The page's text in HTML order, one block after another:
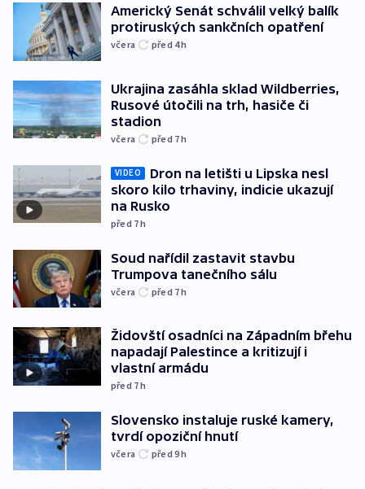
Americký Senát schválil velký balík
protiruských sankčních opatření
včera před 4h
Ukrajina zasáhla sklad Wildberries,
Rusové útočili na trh, hasiče či
stadion
včera před 7h
VIDEO
Dron na letišti u Lipska nesl
skoro kilo trhaviny, indicie ukazují
na Rusko
před 7h
Soud nařídil zastavit stavbu
Trumpova tanečního sálu
včera před 7h
Židovští osadníci na Západním břehu
napadají Palestince a kritizují i
vlastní armádu
před 7h
Slovensko instaluje ruské kamery,
tvrdí opoziční hnutí
včera před 9h